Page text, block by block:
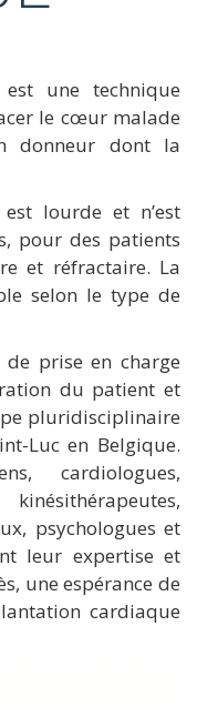
une technique
le cœur malade
donneur dont la
lourde et n’est
pour des patients
et réfractaire. La
selon le type de
prise en charge
du patient et
pluridisciplinaire
Luc en Belgique.
cardiologues,
psychologues et
leur expertise et
une espérance de
cardiaque